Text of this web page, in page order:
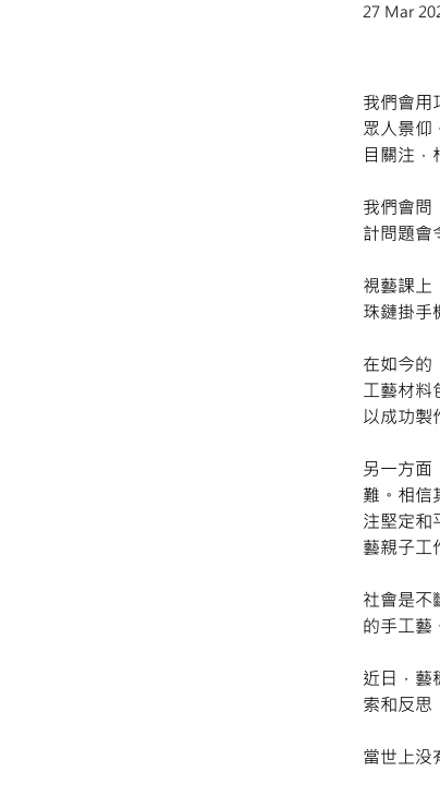
27 Mar
我們會用
眾人景仰
目關注，
我們會問
計問題會
視藝課上
珠鏈掛手
在如今的
工藝材料
以成功製
另一方面
難。相信
注堅定和
藝親子工
社會是不
的手工藝
近日，藝
索和反思
當世上没